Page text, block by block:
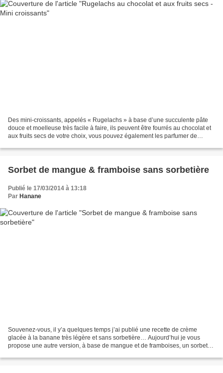
Des mini-croissants, appelés « Rugelachs » à base d’une succulente pâte
douce et moelleuse très facile à faire, ils peuvent être fourrés au chocolat et
aux fruits secs de votre choix, vous pouvez également les parfumer de
Sorbet de mangue & framboise sans sorbetière
Publié le 17/03/2014 à 13:18
Par Hanane
Souvenez-vous, il y’a quelques temps j’ai publié une recette de crème
glacée à la banane très légère et sans sorbetière… Aujourd’hui je vous
propose une autre version, à base de mangue et de framboises, un sorbet